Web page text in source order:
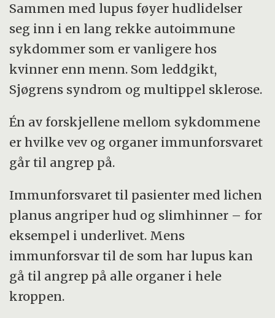
Dette fører til anatomiske forandringer i
underlivet som at kjønnslepper og klitoris
forsvinner, eller at skjedeinngangen eller
selve skjeden gradvis blir helt eller delvis
tett.
Kilde: Anne Lise Helgesen og vulva.no
Sammen med lupus føyer hudlidelser
seg inn i en lang rekke autoimmune
sykdommer som er vanligere hos
kvinner enn menn. Som leddgikt,
Sjøgrens syndrom og multippel sklerose.
Én av forskjellene mellom sykdommene
er hvilke vev og organer immunforsvaret
går til angrep på.
Immunforsvaret til pasienter med lichen
planus angriper hud og slimhinner – for
eksempel i underlivet. Mens
immunforsvar til de som har lupus kan
gå til angrep på alle organer i hele
kroppen.